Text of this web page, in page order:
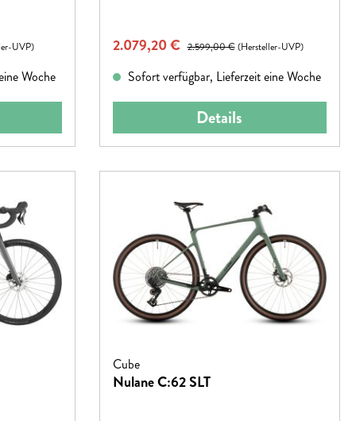
UVP)
Woche
Verkaufspreis:
2.079,20 € Regulärer Preis:
2.599,00 €(Hersteller-UVP)
Sofort verfügbar, Lieferzeit eine Woche
Details
Cube
Nulane C:62 SLT